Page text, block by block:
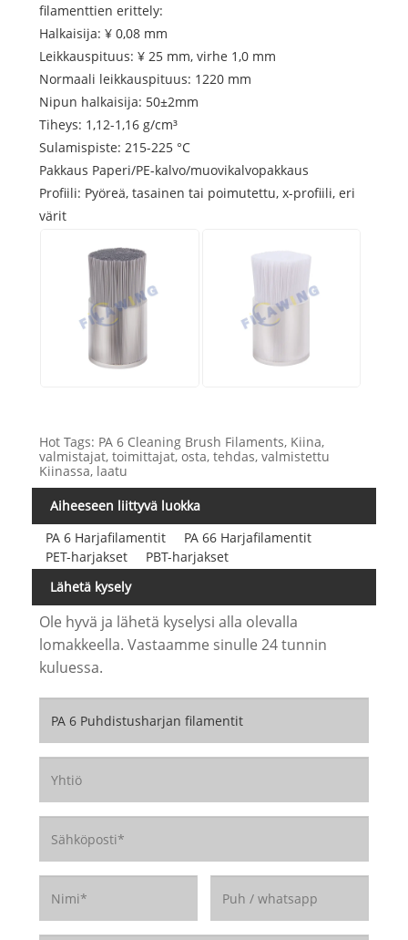
filamenttien erittely:
Halkaisija: ¥ 0,08 mm
Leikkauspituus: ¥ 25 mm, virhe 1,0 mm
Normaali leikkauspituus: 1220 mm
Nipun halkaisija: 50±2mm
Tiheys: 1,12-1,16 g/cm³
Sulamispiste: 215-225 °C
Pakkaus Paperi/PE-kalvo/muovikalvopakkaus
Profiili: Pyöreä, tasainen tai poimutettu, x-profiili, eri
värit
Hot Tags: PA 6 Cleaning Brush Filaments, Kiina,
valmistajat, toimittajat, osta, tehdas, valmistettu
Kiinassa, laatu
Aiheeseen liittyvä luokka
PA 6 Harjafilamentit
PA 66 Harjafilamentit
PET-harjakset
PBT-harjakset
Lähetä kysely
Ole hyvä ja lähetä kyselysi alla olevalla
lomakkeella. Vastaamme sinulle 24 tunnin
kuluessa.